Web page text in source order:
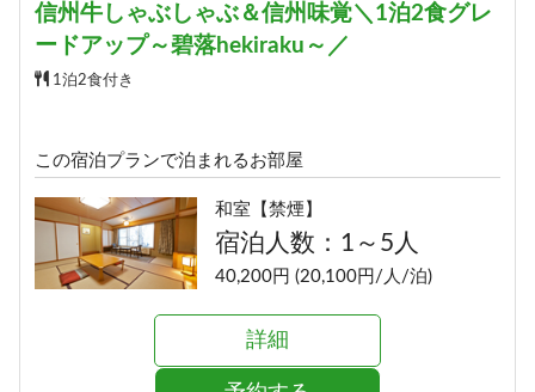
信州牛しゃぶしゃぶ＆信州味覚＼1泊2食グレ
ードアップ～碧落hekiraku～／
1泊2食付き
この宿泊プランで泊まれるお部屋
和室【禁煙】
宿泊人数：1～5人
40,200円 (20,100円/人/泊)
詳細